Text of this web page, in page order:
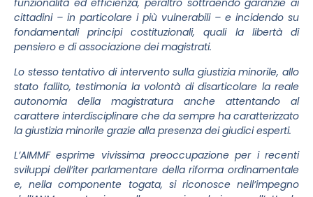
funzionalità ed efficienza, peraltro sottraendo garanzie ai
cittadini – in particolare i più vulnerabili – e incidendo su
fondamentali principi costituzionali, quali la libertà di
pensiero e di associazione dei magistrati.
Lo stesso tentativo di intervento sulla giustizia minorile, allo
stato fallito, testimonia la volontà di disarticolare la reale
autonomia della magistratura anche attentando al
carattere interdisciplinare che da sempre ha caratterizzato
la giustizia minorile grazie alla presenza dei giudici esperti.
L’AIMMF esprime vivissima preoccupazione per i recenti
sviluppi dell’iter parlamentare della riforma ordinamentale
e, nella componente togata, si riconosce nell’impegno